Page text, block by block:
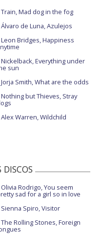
Train, Mad dog in the fog
Álvaro de Luna, Azulejos
Leon Bridges, Happiness
Nickelback, Everything under
sun
Jorja Smith, What are the odds
Nothing but Thieves, Stray
Alex Warren, Wildchild
DISCOS
Olivia Rodrigo, You seem
sad for a girl so in love
Sienna Spiro, Visitor
The Rolling Stones, Foreign